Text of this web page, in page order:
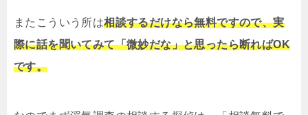
またこういう所は相談するだけなら無料ですので、実
際に話を聞いてみて「微妙だな」と思ったら断ればOK
です。